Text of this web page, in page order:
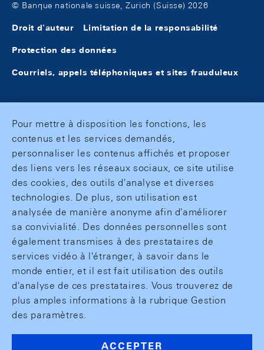
© Banque nationale suisse, Zurich (Suisse) 2026
Droit d'auteur Limitation de la responsabilité
Protection des données
Courriels, appels téléphoniques et sites frauduleux
Pour mettre à disposition les fonctions, les
contenus et les services demandés,
personnaliser les contenus affichés et proposer
des liens vers les réseaux sociaux, ce site utilise
des cookies, des outils d'analyse et diverses
technologies. De plus, son utilisation est
analysée de manière anonyme afin d'améliorer
sa convivialité. Des données personnelles sont
également transmises à des prestataires de
services vidéo à l'étranger, à savoir dans le
monde entier, et il est fait utilisation des outils
d'analyse de ces prestataires. Vous trouverez de
plus amples informations à la rubrique Gestion
des paramètres.
ACCEPTER